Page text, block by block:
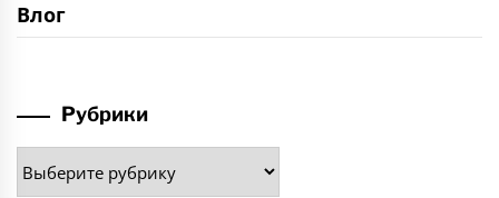
Влог
Рубрики
Рубрики